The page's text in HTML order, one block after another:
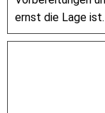
ernst die Lage ist.